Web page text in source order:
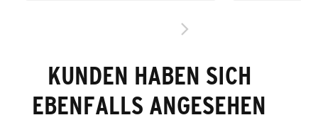
KUNDEN HABEN SICH
EBENFALLS ANGESEHEN